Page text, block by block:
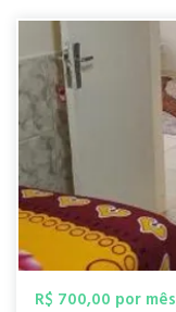
R$ 700,00 por mês